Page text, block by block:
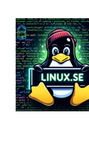
innehåll